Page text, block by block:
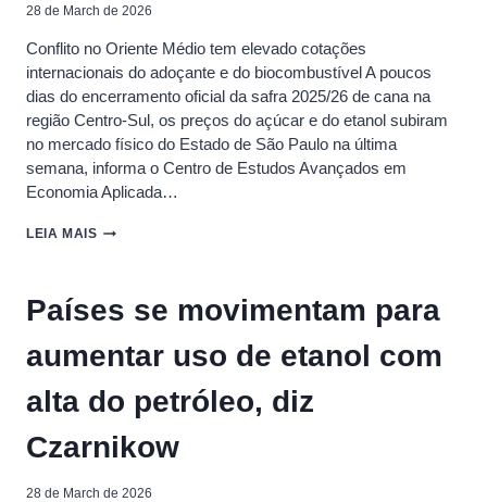
MEIO
GUERRA
28 de March de 2026
Conflito no Oriente Médio tem elevado cotações
internacionais do adoçante e do biocombustível A poucos
dias do encerramento oficial da safra 2025/26 de cana na
região Centro-Sul, os preços do açúcar e do etanol subiram
no mercado físico do Estado de São Paulo na última
semana, informa o Centro de Estudos Avançados em
Economia Aplicada…
LEIA MAIS PREÇOS
DO
SOBEM
COM
FIM
DA
DE
Países se movimentam para
aumentar uso de etanol com
alta do petróleo, diz
Czarnikow
28 de March de 2026